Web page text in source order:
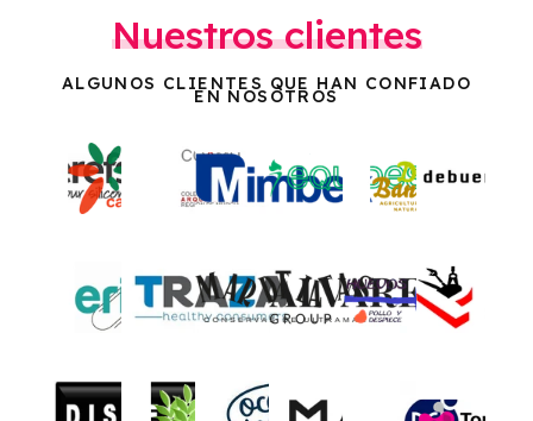
Nuestros clientes
ALGUNOS CLIENTES QUE HAN CONFIADO
EN NOSOTROS